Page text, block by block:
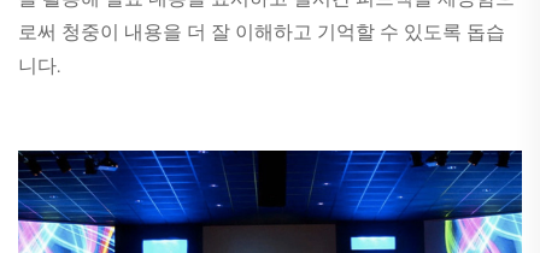
로써 청중이 내용을 더 잘 이해하고 기억할 수 있도록 돕습
니다.